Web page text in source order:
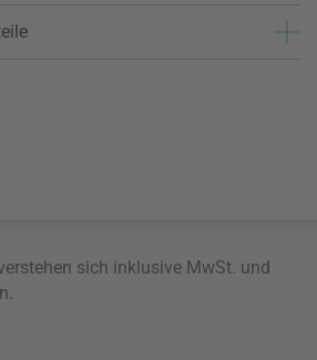
sich inklusive MwSt. und